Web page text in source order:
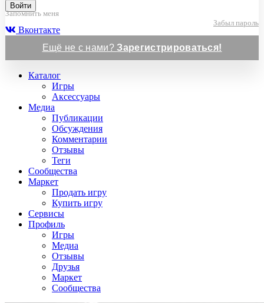
Войти
Запомнить меня
Забыл пароль
Вконтакте
Ещё не с нами?Зарегистрироваться!
Каталог
Игры
Аксессуары
Медиа
Публикации
Обсуждения
Комментарии
Отзывы
Теги
Сообщества
Маркет
Продать игру
Купить игру
Сервисы
Профиль
Игры
Медиа
Отзывы
Друзья
Маркет
Сообщества